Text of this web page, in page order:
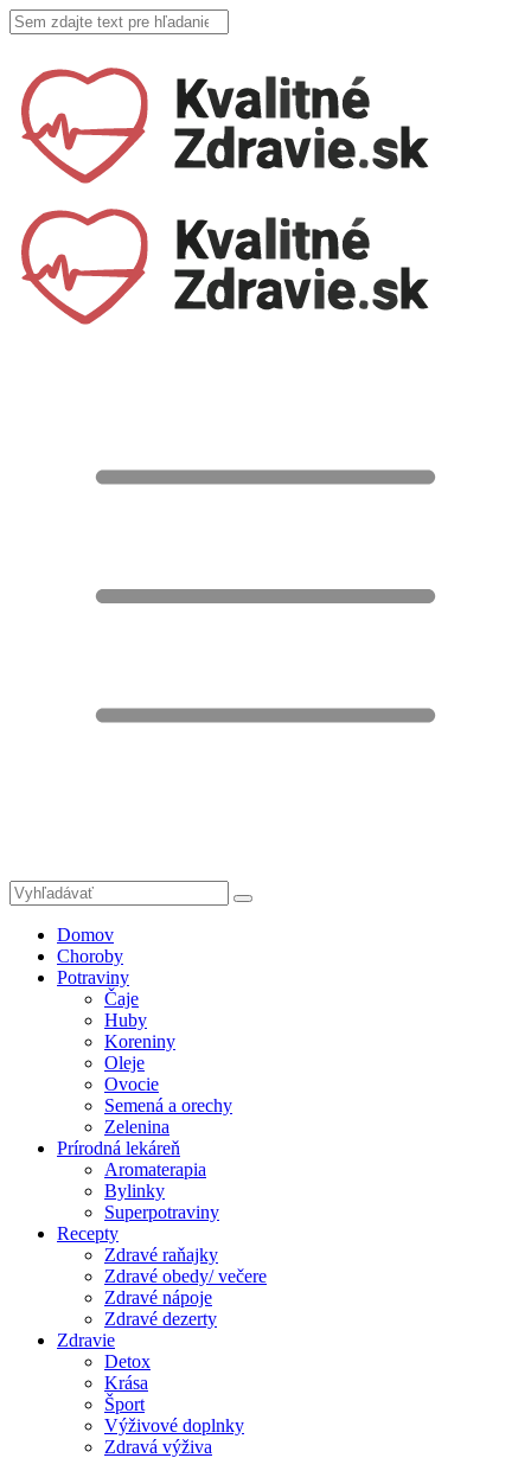
Domov
Choroby
Potraviny
Čaje
Huby
Koreniny
Oleje
Ovocie
Semená a orechy
Zelenina
Prírodná lekáreň
Aromaterapia
Bylinky
Superpotraviny
Recepty
Zdravé raňajky
Zdravé obedy/ večere
Zdravé nápoje
Zdravé dezerty
Zdravie
Detox
Krása
Šport
Výživové doplnky
Zdravá výživa